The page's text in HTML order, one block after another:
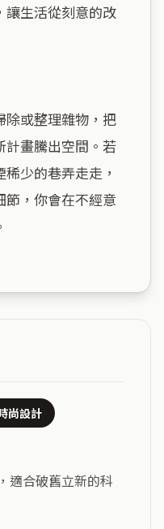
讓生活從刻意的改
除或整理雜物，把
計畫騰出空間。若
少的巷弄走走，
節，你會在不經意
尚設計
適合破舊立新的科